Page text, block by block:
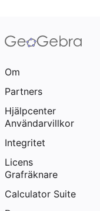
Om
Partners
Hjälpcenter
Användarvillkor
Integritet
Licens
Grafräknare
Calculator Suite